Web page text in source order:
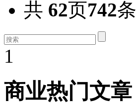
共 62页742条
1
商业热门文章